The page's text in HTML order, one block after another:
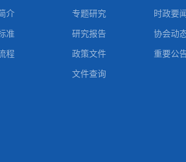
介
准
程
专题研究
研究报告
政策文件
文件查询
时政要
协会动
重要公